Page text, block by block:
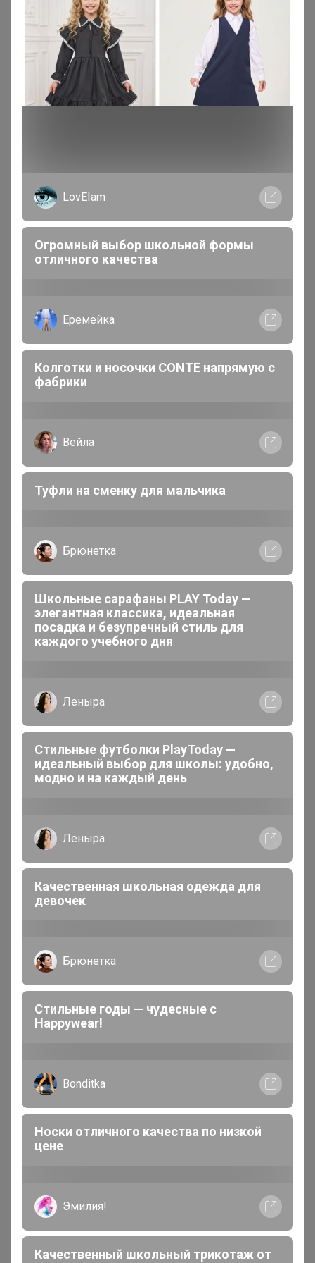
Бронзовый организатор
В теме "Открывается новая закупка! Загляните!"
9 часов назад
др)
Эти вещи носят мои дети))) Мне очень нравятся!)))
В теме "Микс качественного трикотажа (ТМ Basia,
ИП Лунева, ЯБольшой и др) "
9 часов назад
Бронзовый организатор
В теме "Микс качественного трикотажа (ТМ Basia,
9 часов назад
Атлантика
В теме "Открывается новая закупка! Загляните!"
9 часов назад
трикотаж для дома и отдыха
LovEIam
Огромный выбор школьной формы
отличного качества
Еремейка
Колготки и носочки CONTE напрямую с
фабрики
Вейла
Туфли на сменку для мальчика
Брюнетка
Школьные сарафаны PLAY Today —
элегантная классика, идеальная
посадка и безупречный стиль для
каждого учебного дня
Леныра
Стильные футболки PlayToday —
идеальный выбор для школы: удобно,
модно и на каждый день
Леныра
Качественная школьная одежда для
девочек
Брюнетка
Стильные годы — чудесные с
Happywear!
Bonditka
Носки отличного качества по низкой
цене
Эмилия!
Качественный школьный трикотаж от